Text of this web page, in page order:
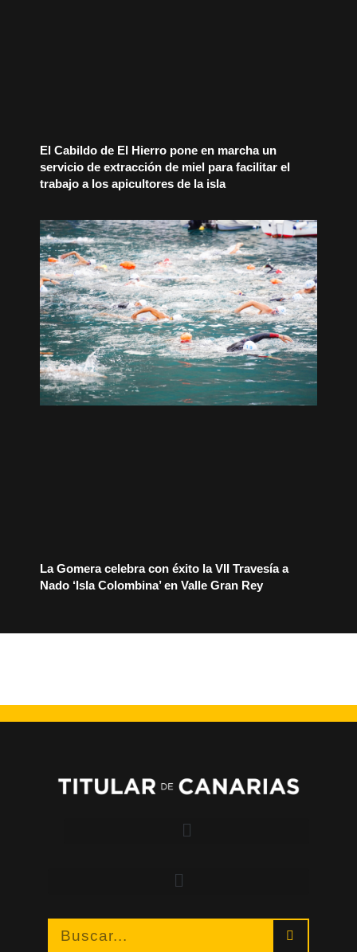
El Cabildo de El Hierro pone en marcha un
servicio de extracción de miel para facilitar el
trabajo a los apicultores de la isla
La Gomera celebra con éxito la VII Travesía a
Nado ‘Isla Colombina’ en Valle Gran Rey